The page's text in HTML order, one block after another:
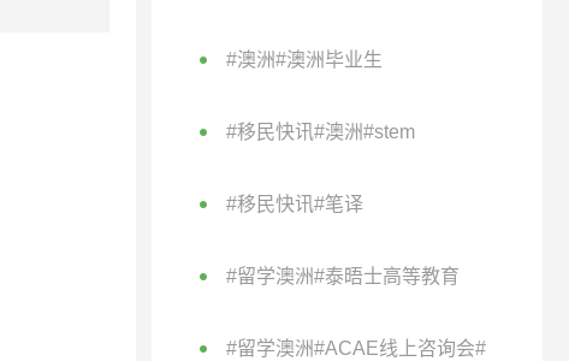
#澳洲#澳洲毕业生
#移民快讯#澳洲#stem
#移民快讯#笔译
#留学澳洲#泰晤士高等教育
#留学澳洲#ACAE线上咨询会#